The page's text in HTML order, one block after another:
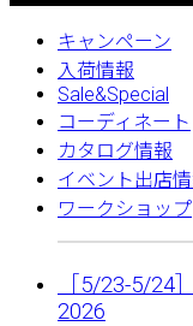
キャンペーン
入荷情報
Sale&Special
コーディネート
カタログ情報
イベント出店
ワークショップ
［5/23-5/24
2026